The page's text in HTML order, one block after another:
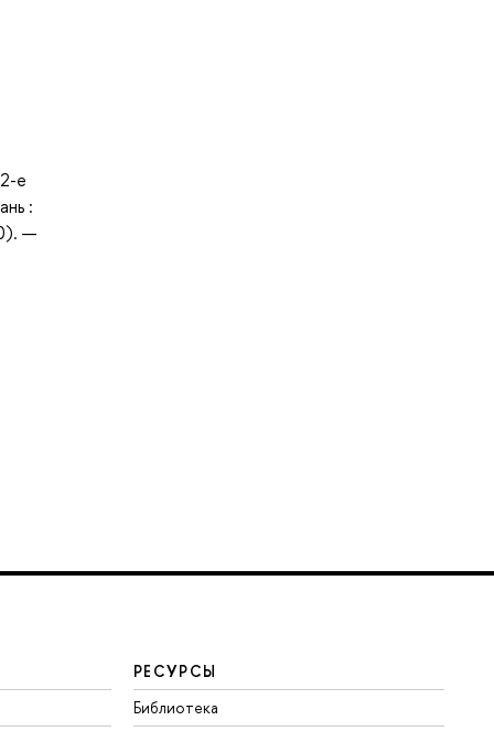
е
:
—
РЕСУРСЫ
Библиотека